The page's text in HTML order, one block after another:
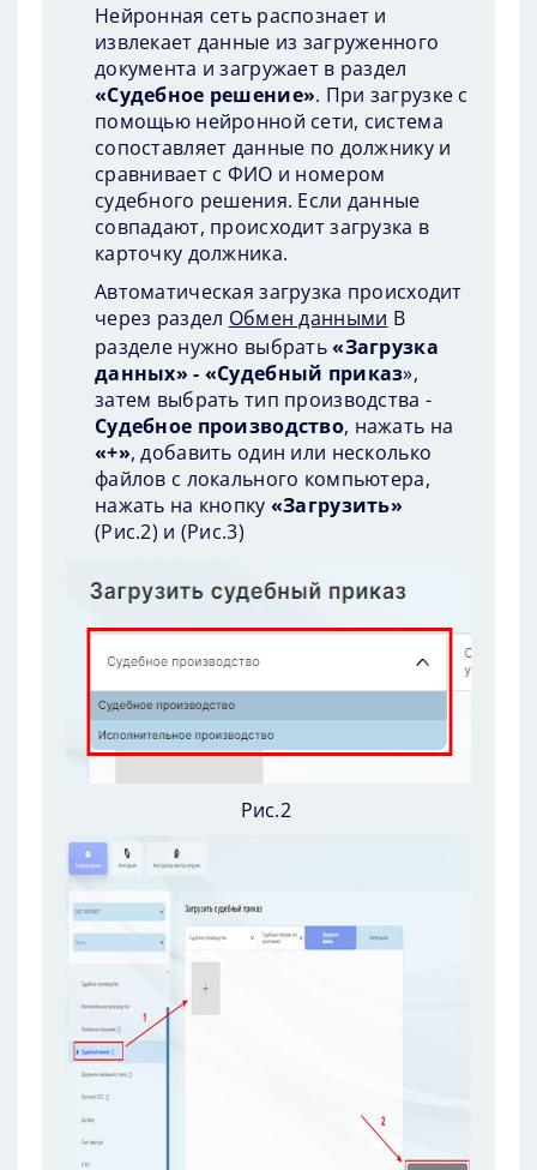
Нейронная сеть распознает и
извлекает данные из загруженного
документа и загружает в раздел
«Судебное решение». При загрузке с
помощью нейронной сети, система
сопоставляет данные по должнику и
сравнивает с ФИО и номером
судебного решения. Если данные
совпадают, происходит загрузка в
карточку должника.
Автоматическая загрузка происходит
через раздел Обмен данными В
разделе нужно выбрать«Загрузка
данных» - «Судебный приказ»,
затем выбрать тип производства -
Судебное производство, нажать на
«+», добавить один или несколько
файлов с локального компьютера,
нажать на кнопку «Загрузить»
(Рис.2) и (Рис.3)
Рис.2